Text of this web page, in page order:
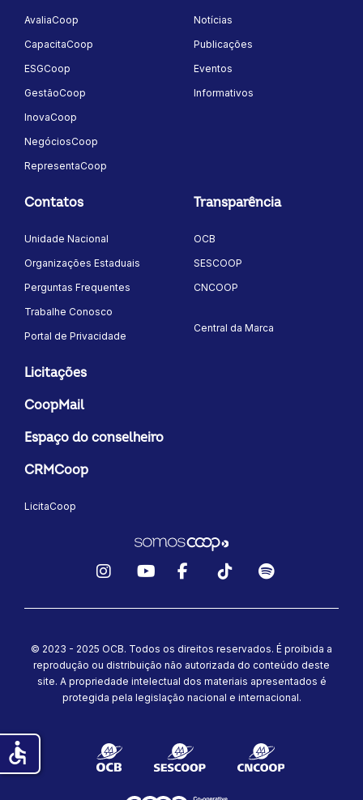
AvaliaCoop
CapacitaCoop
ESGCoop
GestãoCoop
InovaCoop
NegóciosCoop
RepresentaCoop
Notícias
Publicações
Eventos
Informativos
Contatos
Unidade Nacional
Organizações Estaduais
Perguntas Frequentes
Trabalhe Conosco
Portal de Privacidade
Transparência
OCB
SESCOOP
CNCOOP
Central da Marca
Licitações
CoopMail
Espaço do conselheiro
CRMCoop
LicitaCoop
© 2023 - 2025 OCB. Todos os direitos reservados. É proibida a
reprodução ou distribuição não autorizada do conteúdo deste
site. A propriedade intelectual dos materiais apresentados é
protegida pela legislação nacional e internacional.
accessible